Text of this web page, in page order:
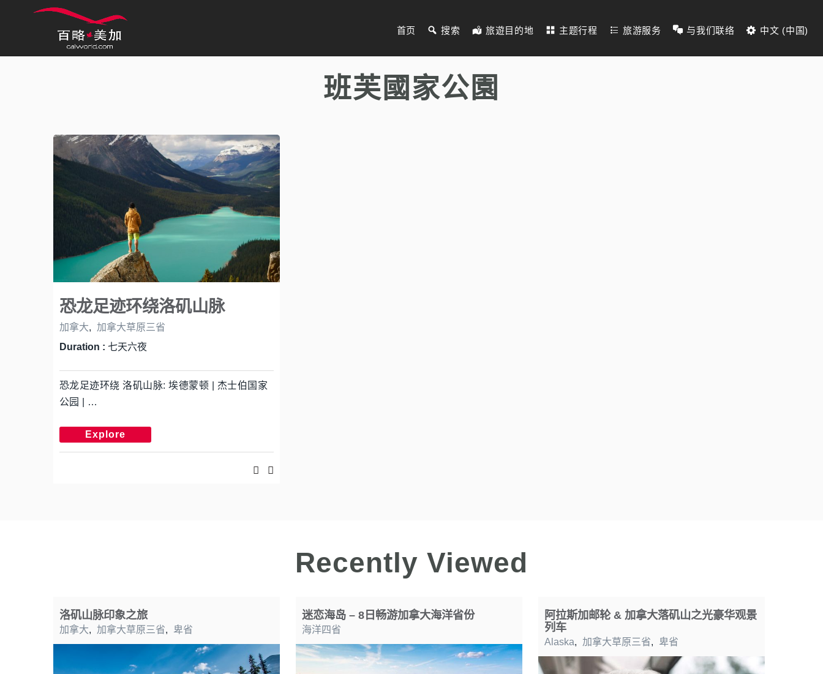
首页 搜索 旅遊目的地 主题行程 旅游服务 与我们联络 中文 (中国)
班芙國家公園
恐龙足迹环绕洛矶山脉
加拿大,
加拿大草原三省
Duration : 七天六夜
恐龙足迹环绕 洛矶山脉: 埃德蒙顿 | 杰士伯国家
公园 | …
Explore
Recently Viewed
洛矶山脉印象之旅
加拿大, 加拿大草原三省, 卑省
迷恋海岛 – 8日畅游加拿大海洋省份
海洋四省
阿拉斯加邮轮 & 加拿大落矶山之光豪华观景
列车
Alaska, 加拿大草原三省, 卑省